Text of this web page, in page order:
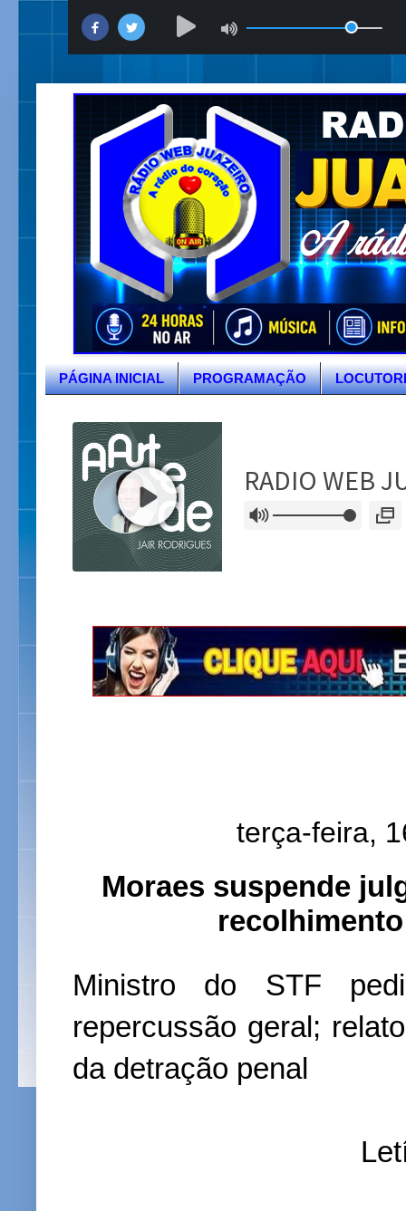
PÁGINA INICIAL PROGRAMAÇÃO
terça-feira,
Moraes suspende
Ministro do STF
repercussão geral;
da detração penal